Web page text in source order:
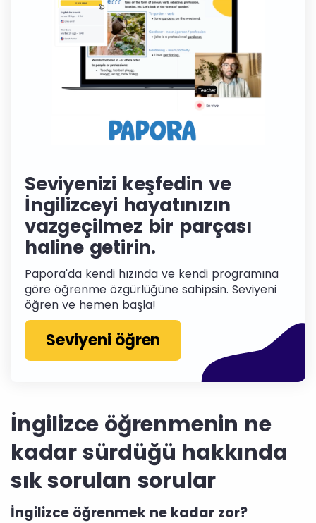
Seviyenizi keşfedin ve
İngilizceyi hayatınızın
vazgeçilmez bir parçası
haline getirin.
Papora'da kendi hızında ve kendi programına
göre öğrenme özgürlüğüne sahipsin. Seviyeni
öğren ve hemen başla!
Seviyeni öğren
İngilizce öğrenmenin ne
kadar sürdüğü hakkında
sık sorulan sorular
İngilizce öğrenmek ne kadar zor?